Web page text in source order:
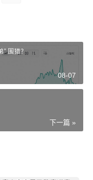
” 围猎？
08-07
下一篇 »